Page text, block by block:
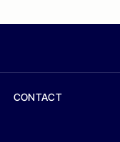
CONTACT